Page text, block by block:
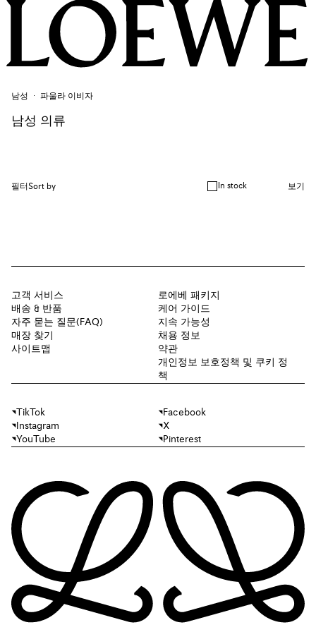
남성 파울라 이비자
남성 의류
필터Sort by In stock 보기
고객 서비스
배송 & 반품
자주 묻는 질문(FAQ)
매장 찾기
사이트맵
로에베 패키지
케어 가이드
지속 가능성
채용 정보
약관
개인정보 보호정책 및 쿠키 정
책
TikTok
Facebook
Instagram
X
YouTube
Pinterest